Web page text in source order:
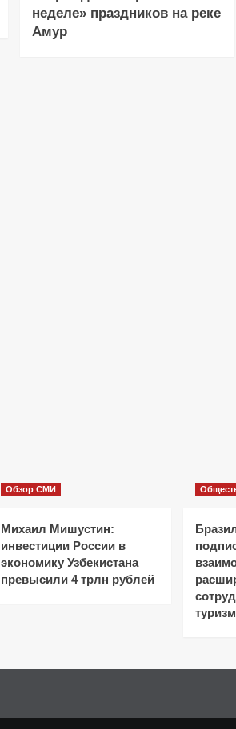
неделе» праздников на реке
Амур
Обзор СМИ
Михаил Мишустин:
инвестиции России в
экономику Узбекистана
превысили 4 трлн рублей